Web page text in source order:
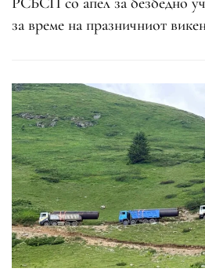
за време на празничниот